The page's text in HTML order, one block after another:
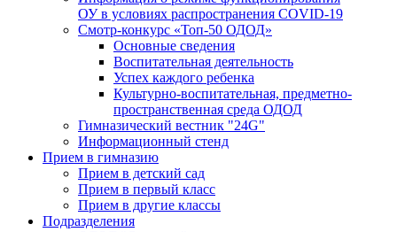
ОУ в условиях распространения COVID-19
Смотр-конкурс «Топ-50 ОДОД»
Основные сведения
Воспитательная деятельность
Успех каждого ребенка
Культурно-воспитательная, предметно-
пространственная среда ОДОД
Гимназический вестник "24G"
Информационный стенд
Прием в гимназию
Прием в детский сад
Прием в первый класс
Прием в другие классы
Подразделения